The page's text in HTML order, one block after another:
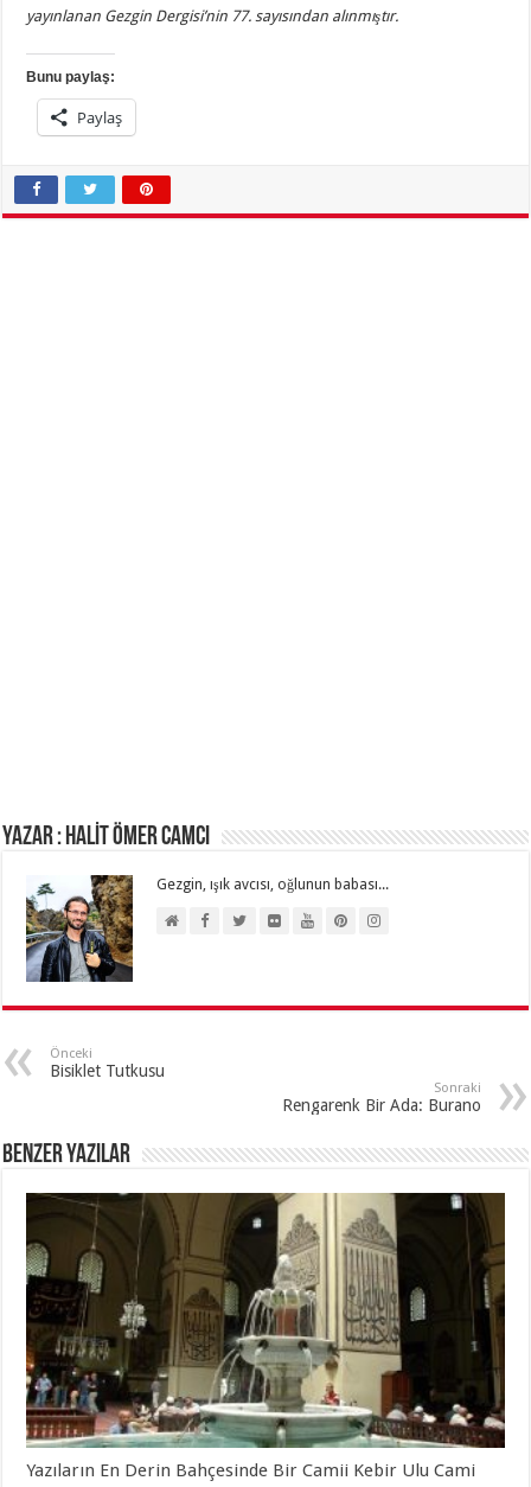
yayınlanan Gezgin Dergisi’nin 77. sayısından alınmıştır.
Bunu paylaş:
Paylaş
Yazar : HALİT ÖMER CAMCI
Gezgin, ışık avcısı, oğlunun babası...
Önceki
Bisiklet Tutkusu
Sonraki
Rengarenk Bir Ada: Burano
Benzer Yazılar
Yazıların En Derin Bahçesinde Bir Camii Kebir Ulu Cami